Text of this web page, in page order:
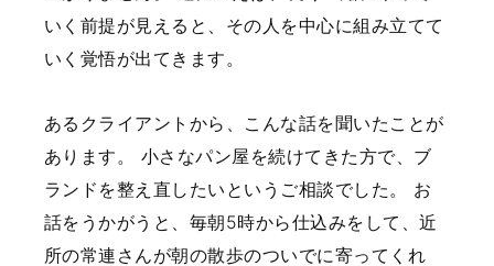
いく前提が見えると、その人を中心に組み立てて
いく覚悟が出てきます。
あるクライアントから、こんな話を聞いたことが
あります。
小さなパン屋を続けてきた方で、ブ
ランドを整え直したいというご相談でした。
お
話をうかがうと、毎朝5時から仕込みをして、近
所の常連さんが朝の散歩のついでに寄ってくれ